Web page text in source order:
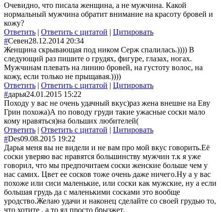
Очевидно, что писала женщина, а не мужчина. Какой
нормальный мужчина обратит внимание на красоту бровей и
кожу?
Ответить | Ответить с цитатой | Цитировать
#Севен28.12.2014 20:34
Женщина скрывающая под ником Серж спалилась.)))) В
следующий раз пишите о грудях, фигуре, глазах, ногах.
Мужчинам плевать на линию бровей, на густоту волос, на
кожу, если только не прыщавая.))))
Ответить | Ответить с цитатой | Цитировать
#дарья24.01.2015 15:22
Походу у вас не очень удачный вкус)раз жена внешне на Еву
Грин похожа)А по поводу груди такие ужасные соски мало
кому нравяться)на больших любителей(
Ответить | Ответить с цитатой | Цитировать
#Des09.08.2015 19:22
Дарья меня вы не видели и не вам про мой вкус говорить.Её
соски уверяю вас нравятся большинству мужчин т.к я уже
говорил, что мы предпочитаем соски женские больше чем у
нас самих. Цвет ее сосков тоже очень даже ничего.Ну а у вас
похоже или сиси маленькие, или соски как мужские, ну а если
большая грудь да с маленькими сосками это вообще
уродство.Желаю удачи и наконец сделайте со своей грудью то,
что хотите , а то яд просто брызжет.